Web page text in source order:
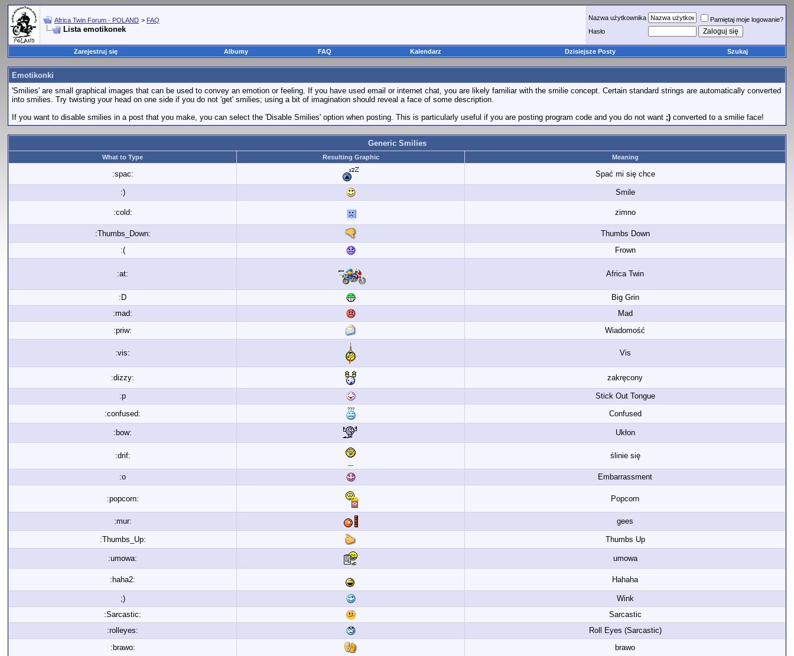
Africa Twin Forum - POLAND > FAQ
Lista emotikonek
Nazwa użytkownika
Pamiętaj moje logowanie?
Hasło
Zarejestruj się Albumy FAQ Kalendarz Dzisiejsze Posty Szukaj
Emotikonki
'Smilies' are small graphical images that can be used to convey an emotion or feeling. If you have used email or internet chat, you are likely familiar with the smilie concept. Certain standard strings are automatically converted
into smilies. Try twisting your head on one side if you do not 'get' smilies; using a bit of imagination should reveal a face of some description.
If you want to disable smilies in a post that you make, you can select the 'Disable Smilies' option when posting. This is particularly useful if you are posting program code and you do not want ;) converted to a smilie face!
Generic Smilies
What to Type Resulting Graphic Meaning
:spac: Spać mi się chce
:) Smile
:cold: zimno
:Thumbs_Down:
Thumbs Down
:(
Frown
:at: Africa Twin
:D
Big Grin
:mad:
Mad
:priw:
Wiadomość
:vis: Vis
:dizzy: zakręcony
:p
Stick Out Tongue
:confused:
Confused
:bow: Ukłon
:drif: ślinie się
:o Embarrassment
:popcorn: Popcorn
:mur: gees
:Thumbs_Up: Thumbs Up
:umowa: umowa
:haha2: Hahaha
;)
Wink
:Sarcastic:
Sarcastic
:rolleyes:
Roll Eyes (Sarcastic)
:brawo:
brawo